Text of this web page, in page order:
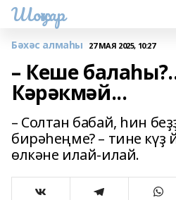
Шоңҡар
Бәхәс алмаһы 27 МАЯ 2025, 10:27
– Кеше
Кәрәкмәй...
– Солтан бабай, һин
бирәһеңме? – тине күҙ
өлкәне илай-илай.